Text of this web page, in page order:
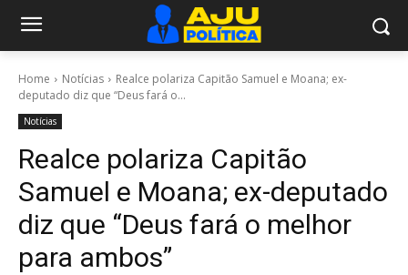
Home Notícias
Realce polariza Capitão Samuel e Moana; ex-
deputado diz que “Deus fará o...
Notícias
Realce polariza Capitão
Samuel e Moana; ex-deputado
diz que “Deus fará o melhor
para ambos”